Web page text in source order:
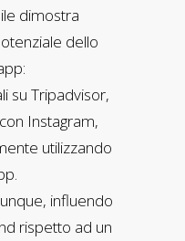
dimostra
dello
su Tripadvisor,
Instagram,
utilizzando
influendo
rispetto ad un